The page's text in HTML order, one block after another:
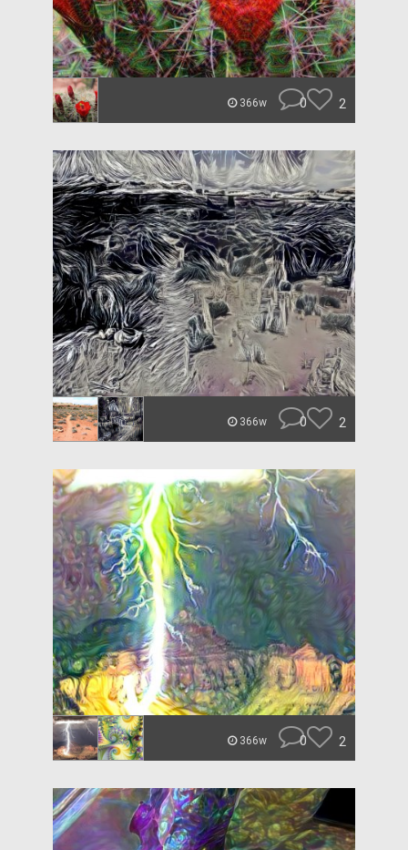
366w 0 2
366w 0 2
366w 0 2